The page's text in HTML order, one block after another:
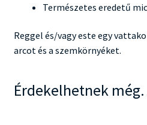
Természetes eredetű
Reggel és/vagy este egy
arcot és a szemkörnyéket.
Érdekelhetnek